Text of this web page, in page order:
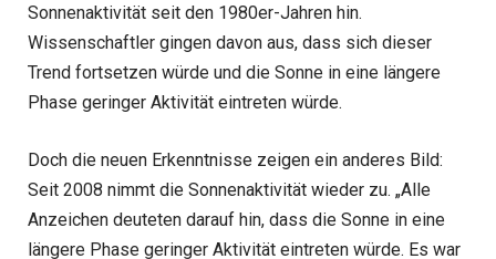
Sonnenaktivität seit den 1980er-Jahren hin.
Wissenschaftler gingen davon aus, dass sich dieser
Trend fortsetzen würde und die Sonne in eine längere
Phase geringer Aktivität eintreten würde.
Doch die neuen Erkenntnisse zeigen ein anderes Bild:
Seit 2008 nimmt die Sonnenaktivität wieder zu. „Alle
Anzeichen deuteten darauf hin, dass die Sonne in eine
längere Phase geringer Aktivität eintreten würde. Es war